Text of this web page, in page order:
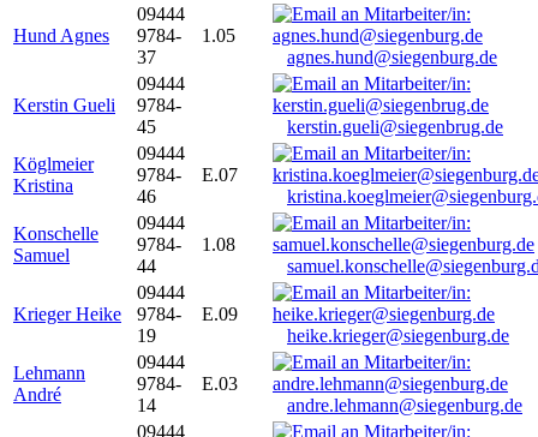
Hund Agnes
09444
9784-
37
1.05
agnes.hund@siegenburg.de
Kerstin Gueli
09444
9784-
45
kerstin.gueli@siegenbrug.de
Köglmeier
Kristina
09444
9784-
46
E.07
Konschelle
Samuel
09444
9784-
44
1.08
Krieger Heike
09444
9784-
19
E.09
heike.krieger@siegenburg.de
Lehmann
André
09444
9784-
14
E.03
andre.lehmann@siegenburg.de
09444